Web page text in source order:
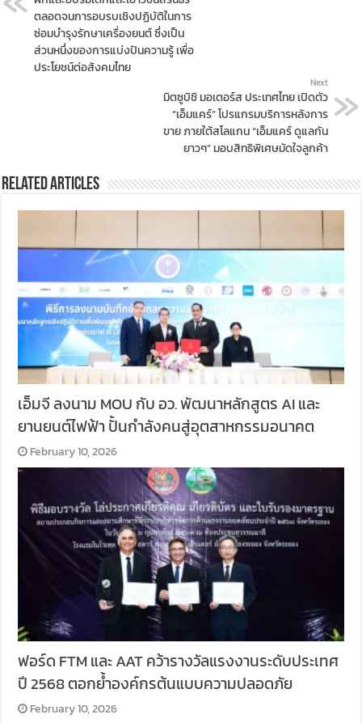
ตลอดจนการอบรบเชิงปฏิบัติในการ
ซ่อมบำรุงรักษาเครื่องยนต์ ซึ่งเป็น
ส่วนหนึ่งของการแบ่งปันความรู้ เพื่อ
ประโยชน์ต่อสังคมไทย
Next
มิตซูบิชิ มอเตอร์ส ประเทศไทย เปิดตัว
“เอ็มแคร์” โปรแกรมบริการหลังการ
ขาย ภายใต้สโลแกน “เอ็มแคร์ ดูแลกัน
ยาวๆ” มอบสิทธิพิเศษมัดใจลูกค้า
Related Articles
เอ็มจี ลงนาม MOU กับ อว. พัฒนาหลักสูตร AI และ
ยานยนต์ไฟฟ้า ปั้นกำลังคนสู่อุตสาหกรรมอนาคต
February 10, 2026
ฟอร์ด FTM และ AAT คว้ารางวัลแรงงานระดับประเทศ
ปี 2568 ตอกย้ำองค์กรต้นแบบความปลอดภัย
February 10, 2026